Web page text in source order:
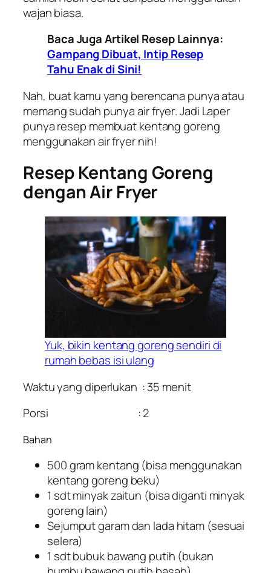
wajan biasa.
Baca Juga Artikel Resep Lainnya:
Gampang Dibuat, Intip Resep
Tahu Enak di Sini!
Nah, buat kamu yang berencana punya atau
memang sudah punyaair fryer. Jadi Laper
punya resep membuat kentang goreng
menggunakanair fryernih!
Resep Kentang Goreng
dengan Air Fryer
Yuk, bikin kentang goreng sendiri di
rumah bebas isi ulang
Waktu yang diperlukan : 35 menit
Porsi : 2
Bahan
500 gram kentang (bisa menggunakan
kentang goreng beku)
1 sdt minyak zaitun (bisa diganti minyak
goreng lain)
Sejumput garam dan lada hitam (sesuai
selera)
1 sdt bubuk bawang putih (bukan